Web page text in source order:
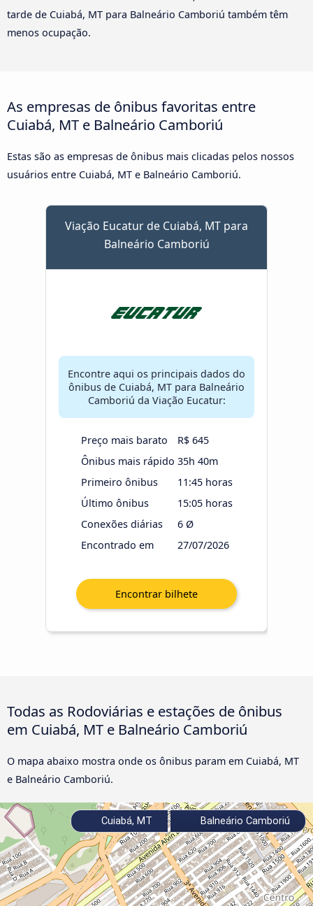
tarde de Cuiabá, MT para Balneário Camboriú também têm
menos ocupação.
As empresas de ônibus favoritas entre
Cuiabá, MT e Balneário Camboriú
Estas são as empresas de ônibus mais clicadas pelos nossos
usuários entre Cuiabá, MT e Balneário Camboriú.
Viação Eucatur de Cuiabá, MT para
Balneário Camboriú
Encontre aqui os principais dados do
ônibus de Cuiabá, MT para Balneário
Camboriú da Viação Eucatur:
Preço mais barato
R$ 645
Ônibus mais rápido 35h 40m
Primeiro ônibus
11:45 horas
Último ônibus
15:05 horas
Conexões diárias
6 Ø
Encontrado em
27/07/2026
Todas as Rodoviárias e estações de ônibus
em Cuiabá, MT e Balneário Camboriú
O mapa abaixo mostra onde os ônibus param em Cuiabá, MT
e Balneário Camboriú.
Cuiabá, MT Balneário Camboriú